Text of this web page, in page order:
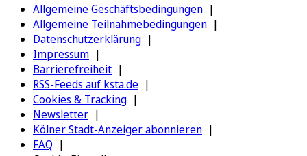
Allgemeine Geschäftsbedingungen
Allgemeine Teilnahmebedingungen
Datenschutzerklärung
Impressum
Barrierefreiheit
RSS-Feeds auf ksta.de
Cookies & Tracking
Newsletter
Kölner Stadt-Anzeiger abonnieren
FAQ